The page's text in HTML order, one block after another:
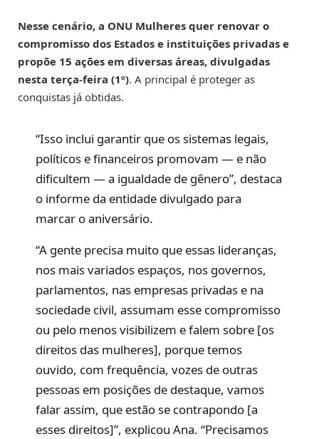
Nesse cenário, a ONU Mulheres quer renovar o
compromisso dos Estados e instituições privadas e
propõe 15 ações em diversas áreas, divulgadas
nesta terça-feira (1º). A principal é proteger as
conquistas já obtidas.
“Isso inclui garantir que os sistemas legais,
políticos e financeiros promovam — e não
dificultem — a igualdade de gênero”, destaca
o informe da entidade divulgado para
marcar o aniversário.
“A gente precisa muito que essas lideranças,
nos mais variados espaços, nos governos,
parlamentos, nas empresas privadas e na
sociedade civil, assumam esse compromisso
ou pelo menos visibilizem e falem sobre [os
direitos das mulheres], porque temos
ouvido, com frequência, vozes de outras
pessoas em posições de destaque, vamos
falar assim, que estão se contrapondo [a
esses direitos]”, explicou Ana. “Precisamos